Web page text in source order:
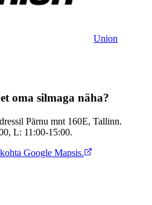
Union
oma silmaga näha?
Pärnu mnt 160E, Tallinn.
L: 11:00-15:00.
Google Mapsis.